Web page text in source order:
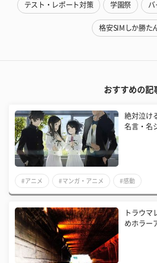
テスト・レポート対策 学園祭 バ
格安SIMしか勝た
おすすめの記
絶対泣け
名言・名
#アニメ #マンガ・アニメ #感動
トラウマ
めホラー